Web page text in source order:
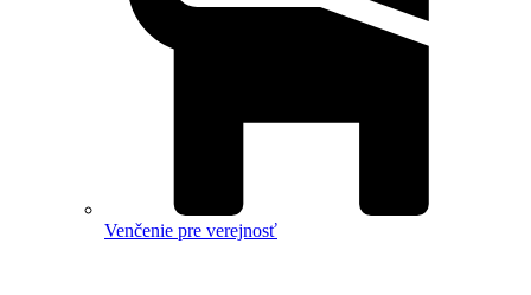
Venčenie pre verejnosť